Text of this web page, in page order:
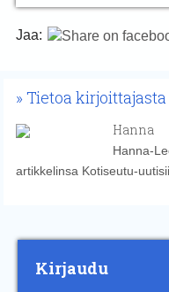
Jaa:
Tietoa kirjoittajasta
Hanna
Hanna-
artikkelinsa Kotiseutu-
Kirjaudu